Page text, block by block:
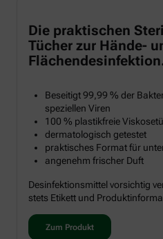
Die praktischen
Tücher zur Hände-
Beseitigt 99,99 % der
speziellen Viren
100 % plastikfreie
dermatologisch getestet
praktisches Format für
angenehm frischer Duft
Desinfektionsmittel vorsichtig
stets Etikett und
Zum Produkt